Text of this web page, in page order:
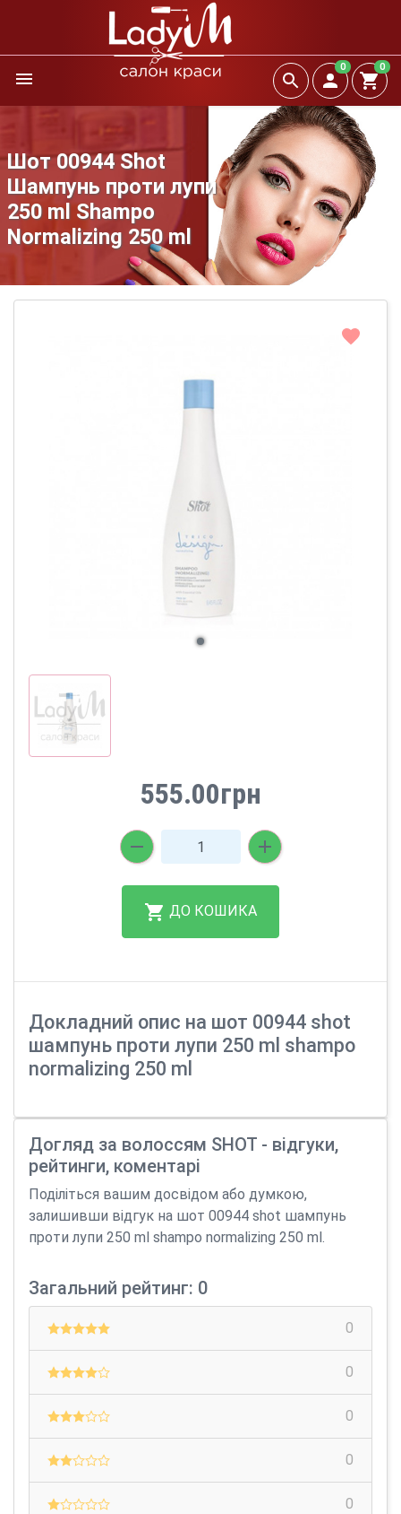
0 0
Шот 00944 Shot
Шампунь проти лупи
250 ml Shampo
Normalizing 250 ml
555.00грн
ДО КОШИКА
Докладний опис на шот 00944 shot
шампунь проти лупи 250 ml shampo
normalizing 250 ml
Догляд за волоссям SHOT - відгуки,
рейтинги, коментарі
Поділіться вашим досвідом або думкою,
залишивши відгук на шот 00944 shot шампунь
проти лупи 250 ml shampo normalizing 250 ml.
Загальний рейтинг: 0
0
0
0
0
0